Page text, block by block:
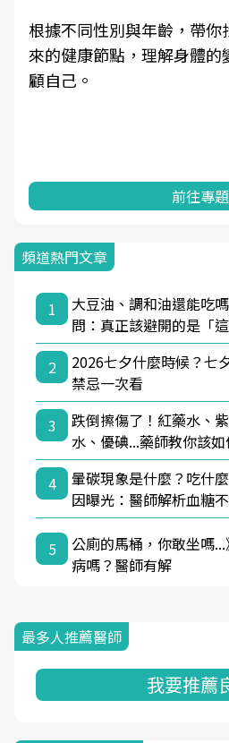
根據不同性別與年齡，帶
來的健康節點，理解身體
顧自己。
前往專題
頻道熱門文章
1
大豆油、調和油還能吃
問：真正該避開的是「這
2
2026七夕什麼時候？七
禁忌一次看
3
跌倒擦傷了！紅藥水、
水、優碘...藥師教你該
4
暈碳現象是什麼？吃什
因曝光：醫師解析血糖
5
公廁的馬桶，你敢坐嗎
病嗎？醫師有解
最多人推薦醫師
我要推薦